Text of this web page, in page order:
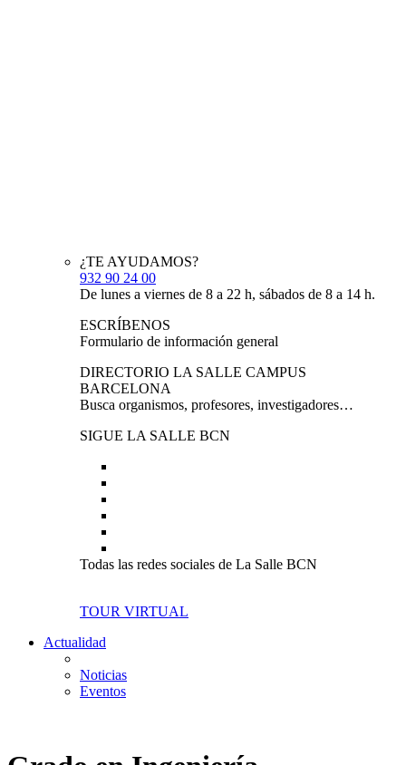
¿TE AYUDAMOS?
932 90 24 00
De lunes a viernes de 8 a 22 h, sábados de 8 a 14 h.
ESCRÍBENOS
Formulario de información general
DIRECTORIO LA SALLE CAMPUS
BARCELONA
Busca organismos, profesores, investigadores…
SIGUE LA SALLE BCN
Todas las redes sociales de La Salle BCN
TOUR VIRTUAL
Actualidad
Noticias
Eventos